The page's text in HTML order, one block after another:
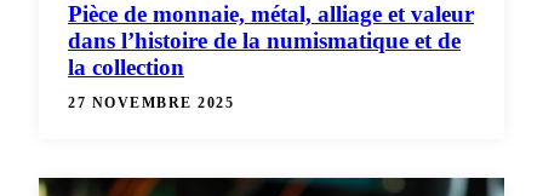
Pièce de monnaie, métal, alliage et valeur
dans l’histoire de la numismatique et de
la collection
27 NOVEMBRE 2025